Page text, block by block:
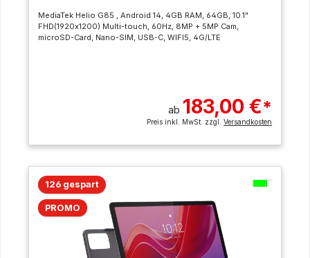
MediaTek Helio G85 , Android 14, 4GB RAM, 64GB, 10.1"
FHD(1920x1200) Multi-touch, 60Hz, 8MP + 5MP Cam,
microSD-Card, Nano-SIM, USB-C, WIFI5, 4G/LTE
ab 183,00 €*
Preis inkl. MwSt. zzgl.Versandkosten
126 gespart
PROMO